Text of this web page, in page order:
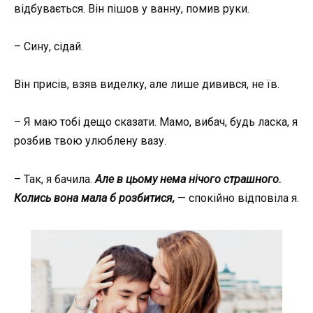
відбувається. Він пішов у ванну, помив руки.
– Сину, сідай.
Він присів, взяв виделку, але лише дивився, не їв.
– Я маю тобі дещо сказати. Мамо, вибач, будь ласка, я
розбив твою улюблену вазу.
– Так, я бачила.Але в цьому нема нічого страшного.
Колись вона мала б розбитися, — спокійно відповіла я.